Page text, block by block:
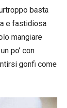
basta
e fastidiosa
mangiare
po’ con
gonfi come